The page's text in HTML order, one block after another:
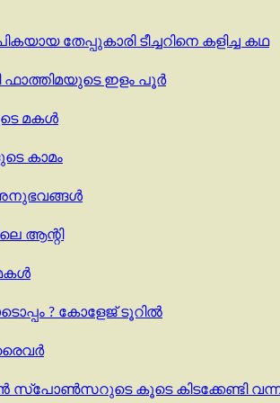
തേപ്പുകാരി ടീച്ചറിനെ കളിച്ച കഥ
ഫാത്തിമയുടെ ഇളം പൂർ
മകള്‍
കാമം
അനുഭവങ്ങൾ
ആന്റി
? കോളേജ് ടൂറിൽ
സ്‌പോൺസറുടെ കൂടെ കിടക്കേണ്ടി